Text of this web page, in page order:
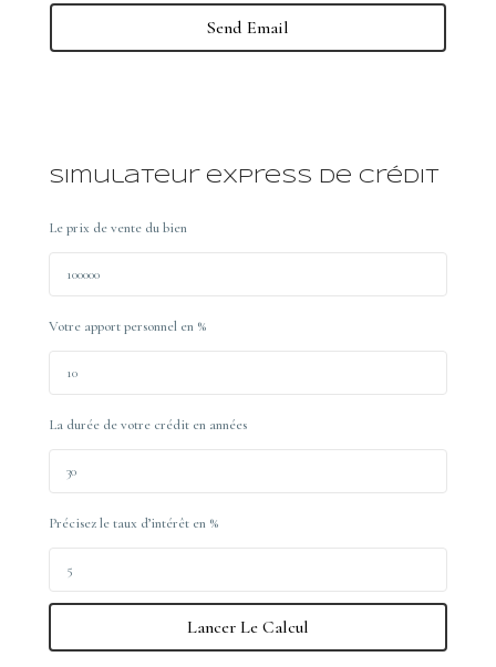
Simulateur express de crédit
Le prix de vente du bien
Votre apport personnel en %
La durée de votre crédit en années
Précisez le taux d’intérêt en %
Lancer Le Calcul